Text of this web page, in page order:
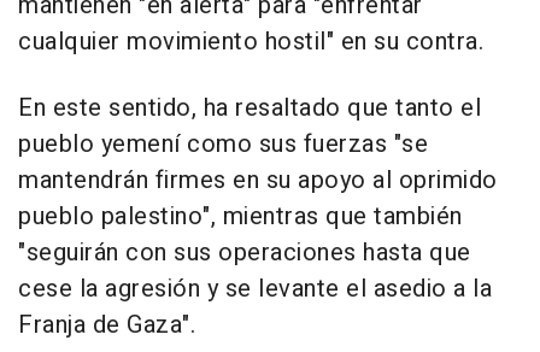
cualquier movimiento hostil" en su contra.
En este sentido, ha resaltado que tanto el
pueblo yemení como sus fuerzas "se
mantendrán firmes en su apoyo al oprimido
pueblo palestino", mientras que también
"seguirán con sus operaciones hasta que
cese la agresión y se levante el asedio a la
Franja de Gaza".